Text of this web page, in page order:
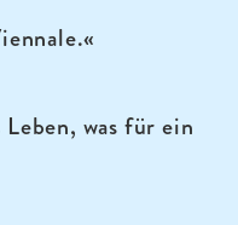
was für ein